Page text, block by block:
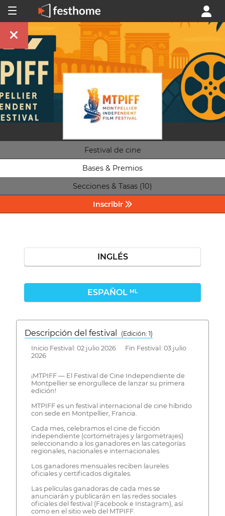
Festival de cine
Bases & Premios
Secciones & Tasas (10)
Inscribir
INGLÉS
ESPAÑOL ML
Descripción del festival
( Edición: 1)
Inicio Festival: 02 julio 2026 Fin Festival: 03 julio
2026
¡MTPIFF — El Festival de Cine Independiente de
Montpellier se enorgullece de lanzar su primera
edición!
MTPIFF es un festival internacional de cine híbrido
con sede en Montpellier, Francia.
Cada mes, celebramos el cine de ficción
independiente (cortometrajes y largometrajes)
seleccionando a los ganadores en las categorías
regionales, nacionales e internacionales.
Los ganadores mensuales reciben laureles
oficiales y certificados digitales.
Las películas ganadoras de cada mes se
anunciarán y publicarán en las redes sociales
oficiales del festival (Facebook e Instagram), así
como en el sitio web del MTPIFF.